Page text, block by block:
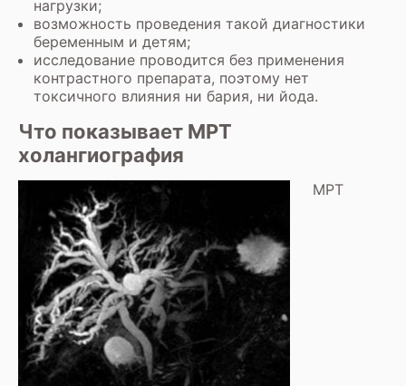
нагрузки;
возможность проведения такой диагностики
беременным и детям;
исследование проводится без применения
контрастного препарата, поэтому нет
токсичного влияния ни бария, ни йода.
Что показывает МРТ
холангиография
МРТ